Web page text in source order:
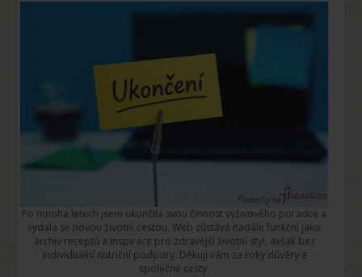
Po mnoha letech jsem ukončila svou činnost výživového poradce a
vydala se novou životní cestou. Web zůstává nadále funkční jako
archiv receptů a inspirace pro zdravější životní styl, avšak bez
individuální nutriční podpory. Děkuji vám za roky důvěry a
společné cesty.